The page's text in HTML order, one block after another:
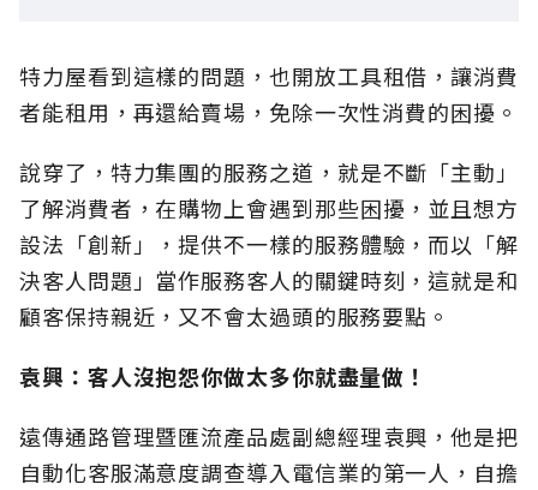
特力屋看到這樣的問題，也開放工具租借，讓消費
者能租用，再還給賣場，免除一次性消費的困擾。
說穿了，特力集團的服務之道，就是不斷「主動」
了解消費者，在購物上會遇到那些困擾，並且想方
設法「創新」，提供不一樣的服務體驗，而以「解
決客人問題」當作服務客人的關鍵時刻，這就是和
顧客保持親近，又不會太過頭的服務要點。
袁興：客人沒抱怨你做太多你就盡量做！
遠傳通路管理暨匯流產品處副總經理袁興，他是把
自動化客服滿意度調查導入電信業的第一人，自擔